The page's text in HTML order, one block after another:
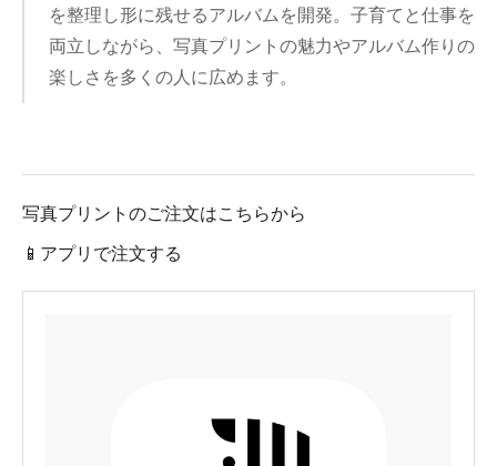
を整理し形に残せるアルバムを開発。子育てと仕事を
両立しながら、写真プリントの魅力やアルバム作りの
楽しさを多くの人に広めます。
写真プリントのご注文はこちらから
📱アプリで注文する